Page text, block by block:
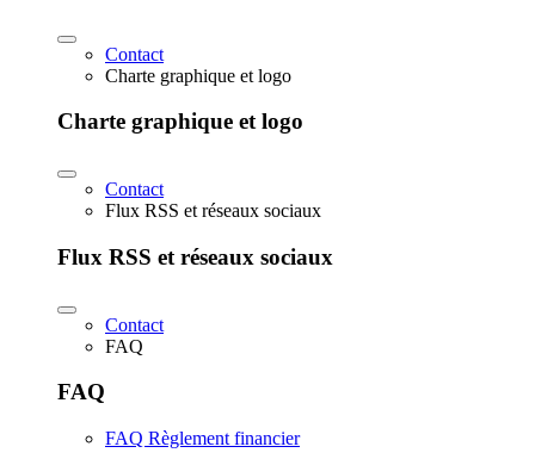
Contact
Charte graphique et logo
Charte graphique et logo
Contact
Flux RSS et réseaux sociaux
Flux RSS et réseaux sociaux
Contact
FAQ
FAQ
FAQ Règlement financier